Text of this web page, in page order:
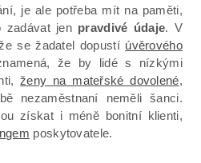
je ale potřeba mít na paměti,
zadávat jen pravdivé údaje. V
se žadatel dopustí úvěrového
že by lidé s nízkými
ženy na mateřské dovolené,
nezaměstnaní neměli šanci.
získat i méně bonitní klienti,
poskytovatele.